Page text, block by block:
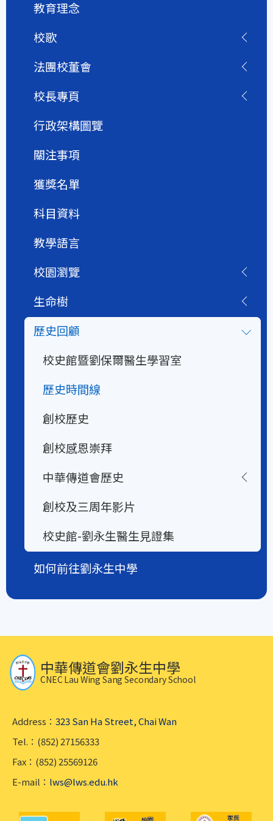
教育理念
校歌
法團校董會
校長專頁
行政架構圖覽
關注事項
獲獎名單
科目資料
教學語言
校園瀏覽
生命樹
歷史回顧
校史館暨劉保爾醫生學習室
歷史時間線
創校歷史
創校感恩崇拜
中華傳道會歷史
創校及三周年影片
校史館-劉永生醫生見證集
如何前往劉永生中學
中華傳道會劉永生中學
CNEC Lau Wing Sang Secondary School
Address： 323 San Ha Street, Chai Wan
Tel.：(852) 27156333
Fax：(852) 25569126
E-mail： lws@lws.edu.hk